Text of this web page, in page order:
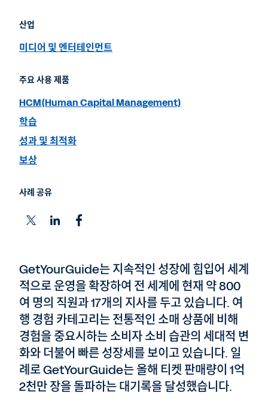
GetYourGuide는 지속적인 성장에 힘입어 세계
적으로 운영을 확장하여 전 세계에 현재 약 800
여 명의 직원과 17개의 지사를 두고 있습니다. 여
행 경험 카테고리는 전통적인 소매 상품에 비해
경험을 중요시하는 소비자 소비 습관의 세대적 변
화와 더불어 빠른 성장세를 보이고 있습니다. 일
례로 GetYourGuide는 올해 티켓 판매량이 1억
2천만 장을 돌파하는 대기록을 달성했습니다.
산업
미디어 및 엔터테인먼트
주요 사용 제품
HCM(Human Capital Management)
학습
성과 및 최적화
보상
사례 공유